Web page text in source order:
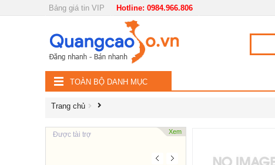
Bảng giá tin VIP Hotline: 0984.966.806
Nội, ngoại thất
Đồ gia dụng
Điện thoại, Viễn thông
TOÀN BỘ DANH MỤC
Trang chủ
Được tài trợ Xem